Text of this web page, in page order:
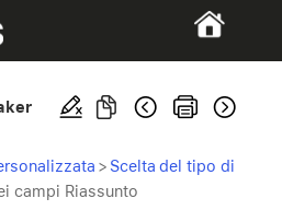
> Scelta del tipo di
campi Riassunto